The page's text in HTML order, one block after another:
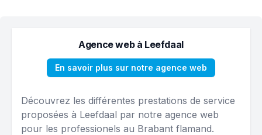
Agence web à Leefdaal
En savoir plus sur notre agence web
Découvrez les différentes prestations de service
proposées à Leefdaal par notre agence web
pour les professionels au Brabant flamand.